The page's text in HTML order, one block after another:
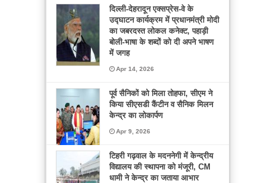
दिल्ली-देहरादून एक्सप्रेस-वे के
उद्घाटन कार्यक्रम में प्रधानमंत्री मोदी
का जबरदस्त लोकल कनेक्ट, पहाड़ी
बोली-भाषा के शब्दों को दी अपने भाषण
में जगह
Apr 14, 2026
पूर्व सैनिकों को मिला तोहफा, सीएम ने
किया सीएसडी कैंटीन व सैनिक मिलन
केन्द्र का लोकार्पण
Apr 9, 2026
टिहरी गढ़वाल के मदननेगी में केन्द्रीय
विद्यालय की स्थापना को मंजूरी, CM
धामी ने केन्द्र का जताया आभार